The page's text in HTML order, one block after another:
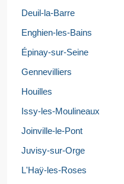
Deuil-la-Barre
Enghien-les-Bains
Épinay-sur-Seine
Gennevilliers
Houilles
Issy-les-Moulineaux
Joinville-le-Pont
Juvisy-sur-Orge
L'Haÿ-les-Roses